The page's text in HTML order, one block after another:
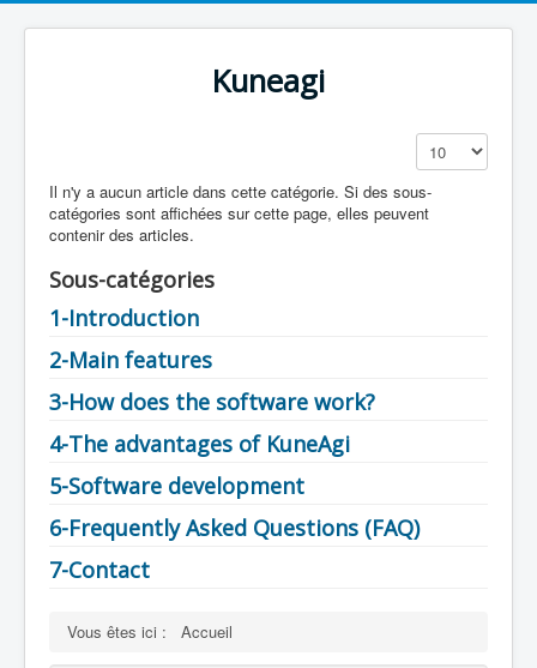
Kuneagi
Affichage #
Il n'y a aucun article dans cette catégorie. Si des sous-
catégories sont affichées sur cette page, elles peuvent
contenir des articles.
Sous-catégories
1-Introduction
2-Main features
3-How does the software work?
4-The advantages of KuneAgi
5-Software development
6-Frequently Asked Questions (FAQ)
7-Contact
Vous êtes ici : Accueil